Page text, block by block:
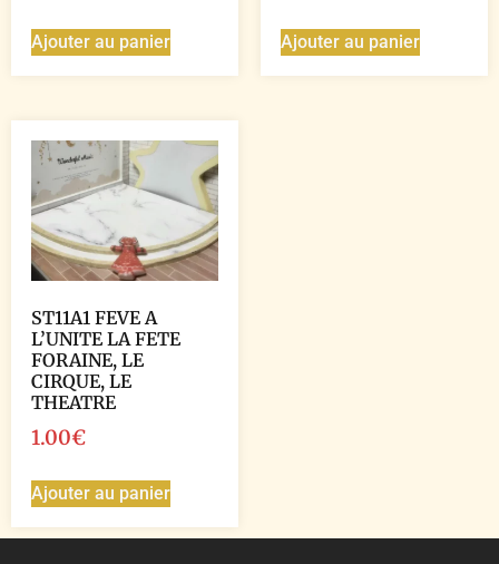
Ajouter au panier Ajouter au panier
ST11A1 FEVE A
L’UNITE LA FETE
FORAINE, LE
CIRQUE, LE
THEATRE
1.00€
Ajouter au panier